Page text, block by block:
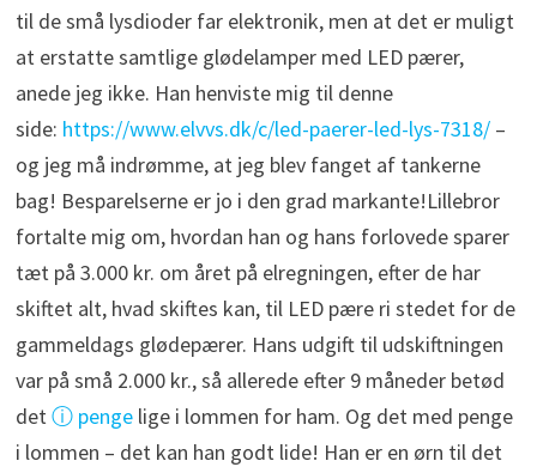
til de små lysdioder far elektronik, men at det er muligt
at erstatte samtlige glødelamper med LED pærer,
anede jeg ikke. Han henviste mig til denne
side: https://www.elvvs.dk/c/led-paerer-led-lys-7318/–
og jeg må indrømme, at jeg blev fanget af tankerne
bag! Besparelserne er jo i den grad markante!Lillebror
fortalte mig om, hvordan han og hans forlovede sparer
tæt på 3.000 kr. om året på elregningen, efter de har
skiftet alt, hvad skiftes kan, til LED pære ri stedet for de
gammeldags glødepærer. Hans udgift til udskiftningen
var på små 2.000 kr., så allerede efter 9 måneder betød
detⓘ pengelige i lommen for ham. Og det med penge
i lommen – det kan han godt lide! Han er en ørn til det